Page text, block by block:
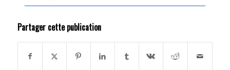
Partager cette publication